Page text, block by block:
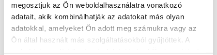
megosztjuk az Ön weboldalhasználatra vonatkozó
adatait, akik kombinálhatják az adatokat más olyan
adatokkal, amelyeket Ön adott meg számukra vagy az
Ön által használt más szolgáltatásokból gyűjtöttek. A
INGYENES SZÁLLÍTÁS
24990 Ft feletti rendelés esetén